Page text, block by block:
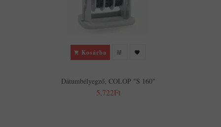
Kosárba
Dátumbélyegző, COLOP "S 160"
5,722Ft